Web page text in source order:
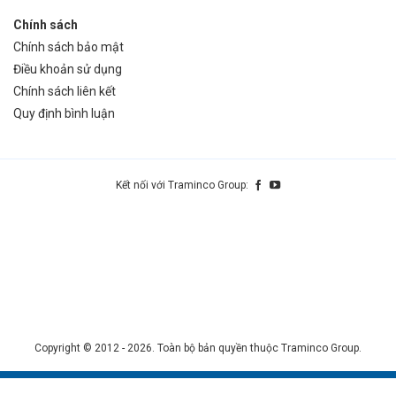
Chính sách
Chính sách bảo mật
Điều khoản sử dụng
Chính sách liên kết
Quy định bình luận
Kết nối với Traminco Group:
Copyright © 2012 - 2026. Toàn bộ bản quyền thuộc Traminco Group.